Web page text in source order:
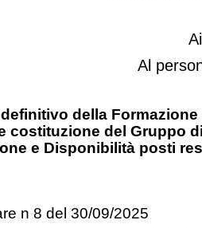
Al
della Formazione
costituzione del Gruppo
e Disponibilità posti
n 8 del 30/09/2025